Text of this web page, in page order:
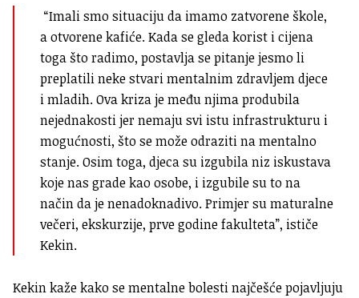
“Imali smo situaciju da imamo zatvorene škole,
a otvorene kafiće. Kada se gleda korist i cijena
toga što radimo, postavlja se pitanje jesmo li
preplatili neke stvari mentalnim zdravljem djece
i mladih. Ova kriza je među njima produbila
nejednakosti jer nemaju svi istu infrastrukturu i
mogućnosti, što se može odraziti na mentalno
stanje. Osim toga, djeca su izgubila niz iskustava
koje nas grade kao osobe, i izgubile su to na
način da je nenadoknadivo. Primjer su maturalne
večeri, ekskurzije, prve godine fakulteta”, ističe
Kekin.
Kekin kaže kako se mentalne bolesti najčešće pojavljuju